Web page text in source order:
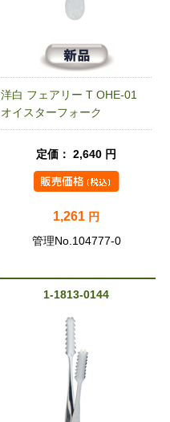
洋白 フェアリー T OHE-01
オイスターフォーク
定価： 2,640 円
1,261 円
管理No.104777-0
1-1813-0144